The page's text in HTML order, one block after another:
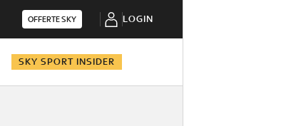
OFFERTE SKY LOGIN
SKY SPORT INSIDER